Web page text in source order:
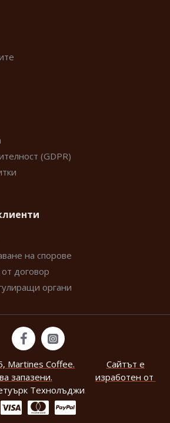
(GDPR)
на спорове
договор
органи
Martines Coffee.
запазени.
Сайтът е
изработен от
Технолъджи.